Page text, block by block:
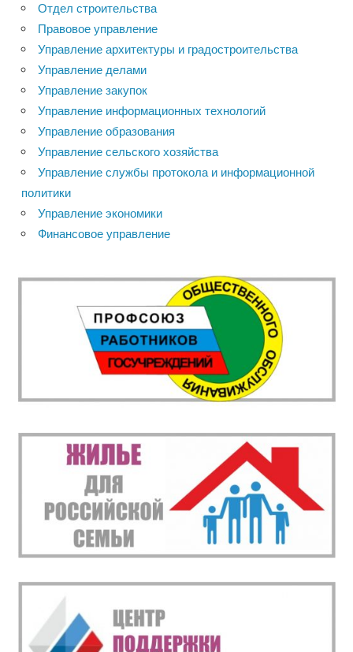
Отдел строительства
Правовое управление
Управление архитектуры и градостроительства
Управление делами
Управление закупок
Управление информационных технологий
Управление образования
Управление сельского хозяйства
Управление службы протокола и информационной
политики
Управление экономики
Финансовое управление